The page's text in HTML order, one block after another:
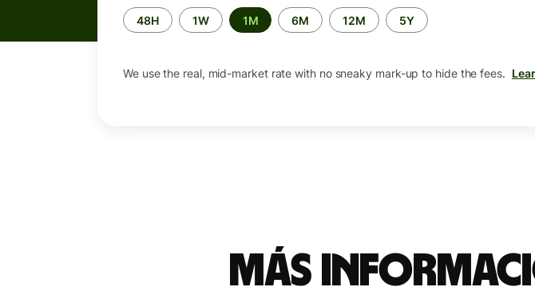
Time
period
48H 1W 1M 6M 12M 5Y
We use the real, mid-market rate with no sneaky mark-up to hide the fees.
Más